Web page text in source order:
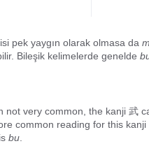
pek yaygın olarak olmasa da
Bileşik kelimelerde genelde
not very common, the kanji 武
common reading for this kanji
bu